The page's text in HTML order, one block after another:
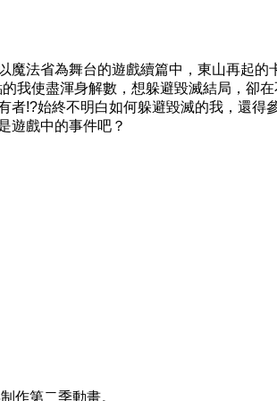
法省為舞台的遊戲續篇中，東山再起的
我使盡渾身解數，想躲避毀滅結局，卻在
者!?始終不明白如何躲避毀滅的我，還得
遊戲中的事件吧？
第二季動畫。